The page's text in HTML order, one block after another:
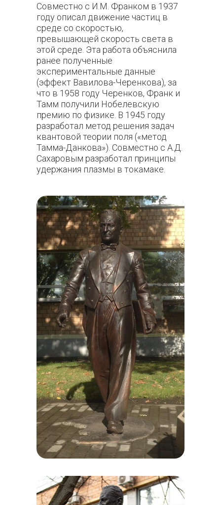
Совместно с И.М. Франком в 1937
году описал движение частиц в
среде со скоростью,
превышающей скорость света в
этой среде. Эта работа объяснила
ранее полученные
экспериментальные данные
(эффект Вавилова-Черенкова), за
что в 1958 году Черенков, Франк и
Тамм получили Нобелевскую
премию по физике. В 1945 году
разработал метод решения задач
квантовой теории поля («метод
Тамма-Данкова»). Совместно с А.Д.
Сахаровым разработал принципы
удержания плазмы в токамаке.